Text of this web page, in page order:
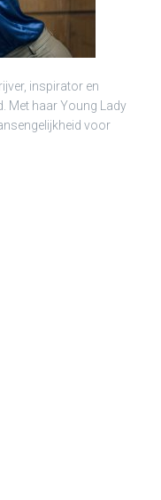
inspirator en
Met haar Young Lady
voor